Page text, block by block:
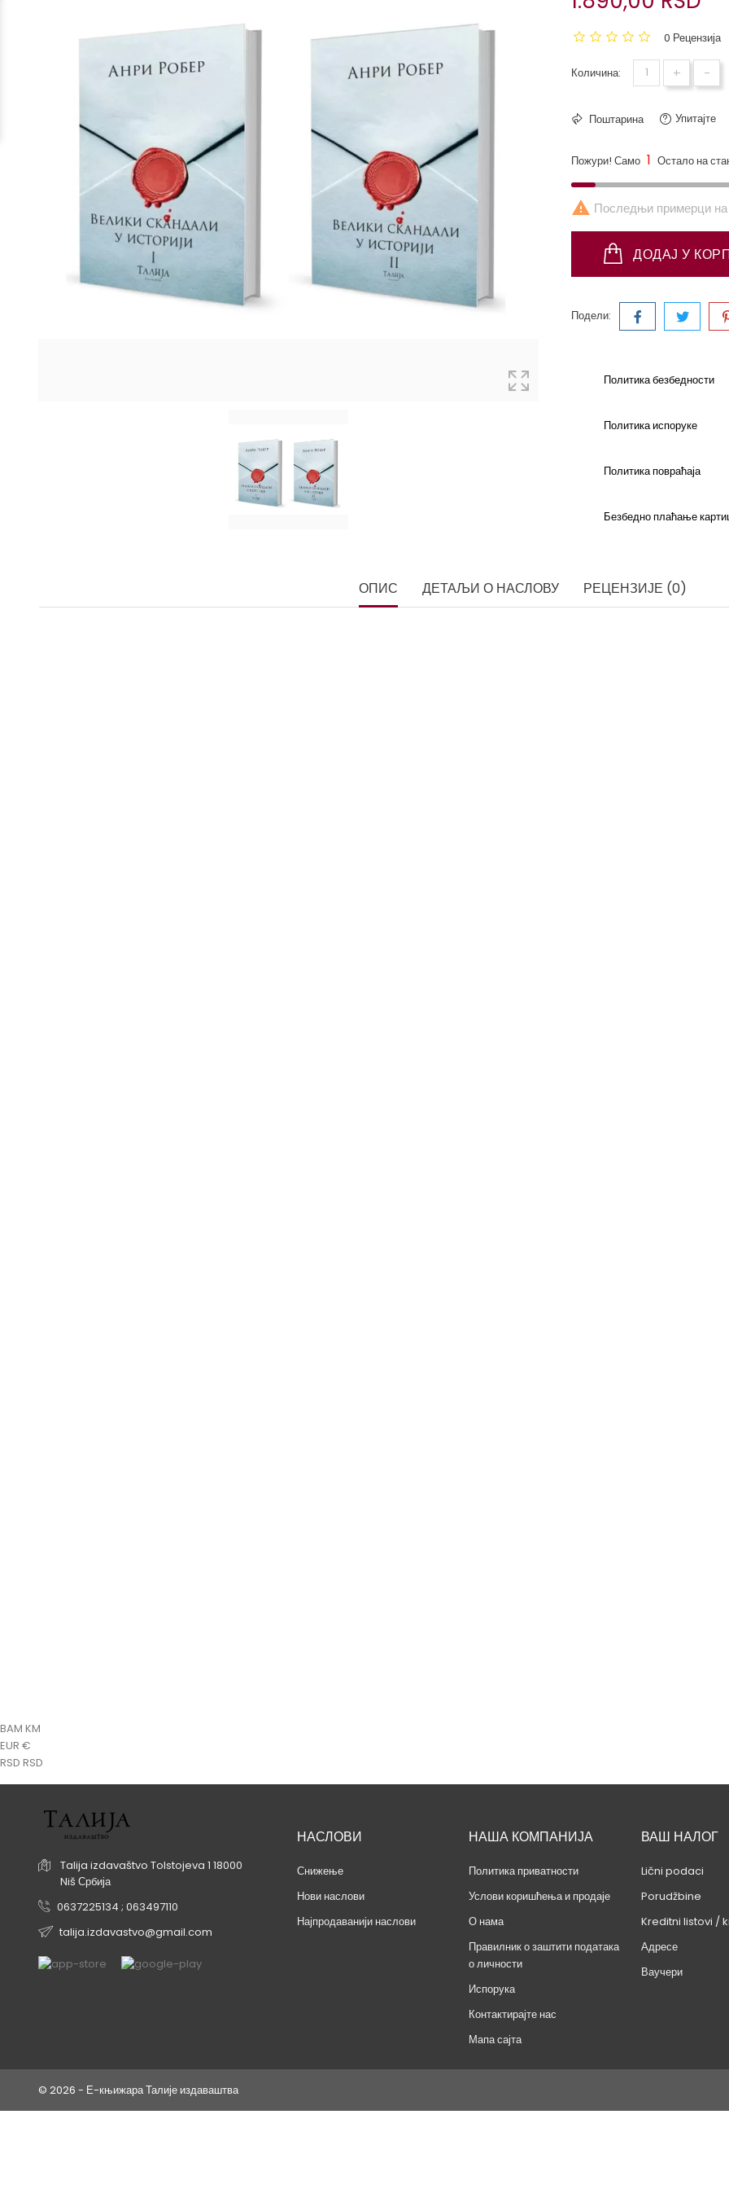
0 Рецензија
Количина: + -
Поштарина Упитајте
Пожури! Само 1 Остало на
 Последњи примерци на
ДОДАЈ У
Подели:
Политика безбедности
Политика испоруке
Политика повраћаја
Безбедно плаћање
ОПИС ДЕТАЉИ О НАСЛОВУ РЕЦЕНЗИЈЕ (0)
BAM KM
EUR €
RSD RSD
Talija izdavaštvo Tolstojeva 1 18000
Niš Србија
0637225134 ; 063497110
talija.izdavastvo@gmail.com
НАСЛОВИ
Снижење
Нови наслови
Најпродаванији наслови
НАША КОМПАНИЈА
Политика приватности
Услови коришћења и продаје
О нама
Правилник о заштити података
о личности
Испорука
Контактирајте нас
Мапа сајта
ВАШ НАЛОГ
Lični podaci
Porudžbine
Kreditni listovi /
Адресе
Ваучери
© 2026 - Е-књижара Талије издаваштва